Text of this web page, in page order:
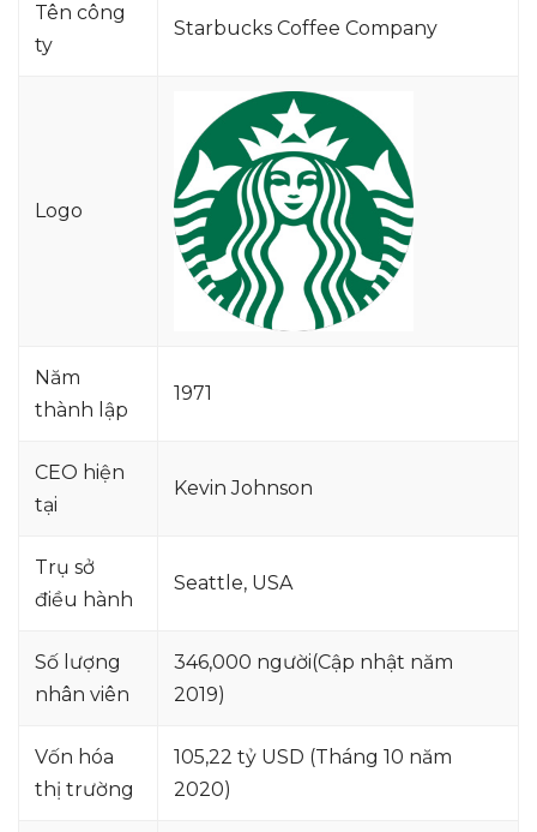
Tên công
ty
Starbucks Coffee Company
Logo
Năm
thành lập
1971
CEO hiện
tại
Kevin Johnson
Trụ sở
điều hành
Seattle, USA
Số lượng
nhân viên
346,000 người(Cập nhật năm
2019)
Vốn hóa
thị trường
105,22 tỷ USD (Tháng 10 năm
2020)